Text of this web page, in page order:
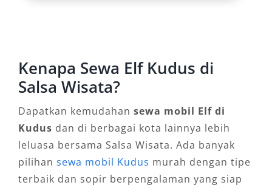
hingga Event Khusus
Karena itu, tersedia opsi booking Elf harian
dan bulanan sesuai kebutuhan. Mau untuk
acara sehari penuh, perjalanan dinas beberapa
minggu, hingga event keluarga besar, rental Elf
Kenapa Sewa Elf Kudus di
Salsa Wisata?
Dapatkan kemudahan sewa mobil Elf di
Kudus dan di berbagai kota lainnya lebih
leluasa bersama Salsa Wisata. Ada banyak
pilihan sewa mobil Kudus murah dengan tipe
terbaik dan sopir berpengalaman yang siap